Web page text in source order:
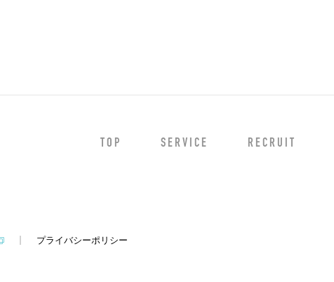
TOP SERVICE RECRUIT
プライバシーポリシー